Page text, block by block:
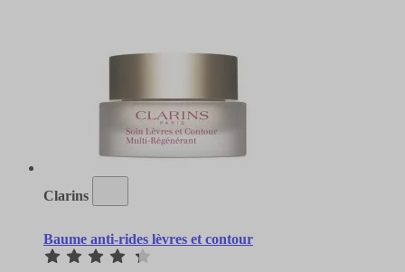
Clarins
Baume anti-rides lèvres et contour